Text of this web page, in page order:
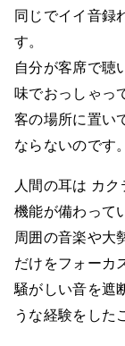
同じでイイ音録
す。
自分が客席で聴
味でおっしゃっ
客の場所に置い
ならないのです。
人間の耳は カ
機能が備わって
周囲の音楽や大
だけをフォーカ
騒がしい音を遮
うな経験をした